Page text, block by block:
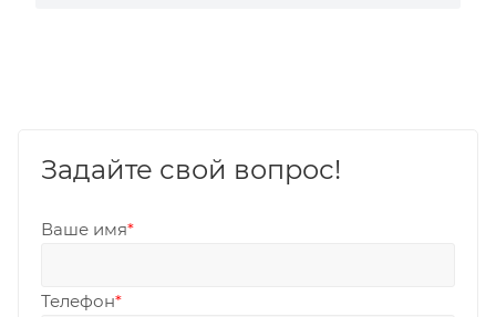
Задайте свой вопрос!
Ваше имя*
Телефон*